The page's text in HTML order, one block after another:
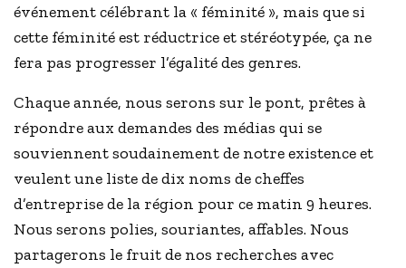
événement célébrant la « féminité », mais que si
cette féminité est réductrice et stéréotypée, ça ne
fera pas progresser l’égalité des genres.
Chaque année, nous serons sur le pont, prêtes à
répondre aux demandes des médias qui se
souviennent soudainement de notre existence et
veulent une liste de dix noms de cheffes
d’entreprise de la région pour ce matin 9 heures.
Nous serons polies, souriantes, affables. Nous
partagerons le fruit de nos recherches avec